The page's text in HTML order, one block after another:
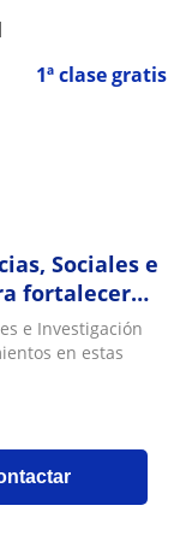
1ª clase gratis
Sociales e
fortalecer
e Investigación
en estas